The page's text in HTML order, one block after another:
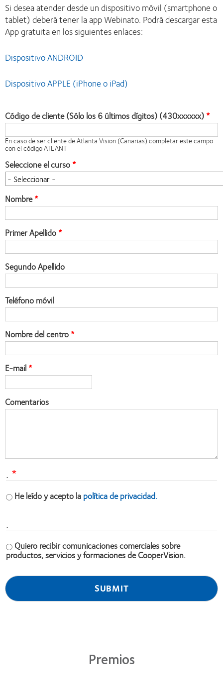
Si desea atender desde un dispositivo móvil (smartphone o
tablet) deberá tener la app Webinato. Podrá descargar esta
App gratuita en los siguientes enlaces:
Dispositivo ANDROID
Dispositivo APPLE (iPhone o iPad)
Código de cliente (Sólo los 6 últimos dígitos) (430xxxxxx)
En caso de ser cliente de Atlanta Vision (Canarias) completar este campo
con el código ATLANT
Seleccione el curso
Nombre
Primer Apellido
Segundo Apellido
Teléfono móvil
Nombre del centro
E-mail
Comentarios
.
He leído y acepto lapolítica de privacidad.
.
Quiero recibir comunicaciones comerciales sobre
productos, servicios y formaciones de CooperVision.
Premios